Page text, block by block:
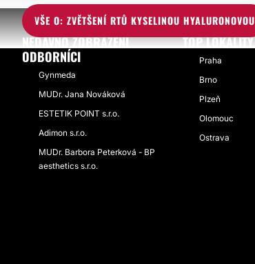
VŠE O: ZVĚTŠENÍ RTŮ KYSELINOU HYALURONOVOU
NEDÁVNO ZOBRAZENÍ
ODBORNÍCI
Gynmeda
MUDr. Jana Nováková
ESTETIK POINT s.r.o.
Adimon s.r.o.
MUDr. Barbora Peterková - BP
aesthetics s.r.o.
TOP LOKALITY
Praha
Brno
Plzeň
Olomouc
Ostrava